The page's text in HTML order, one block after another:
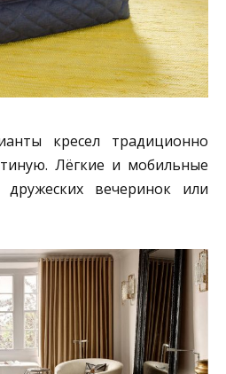
кресел традиционно
Лёгкие и мобильные
вечеринок или